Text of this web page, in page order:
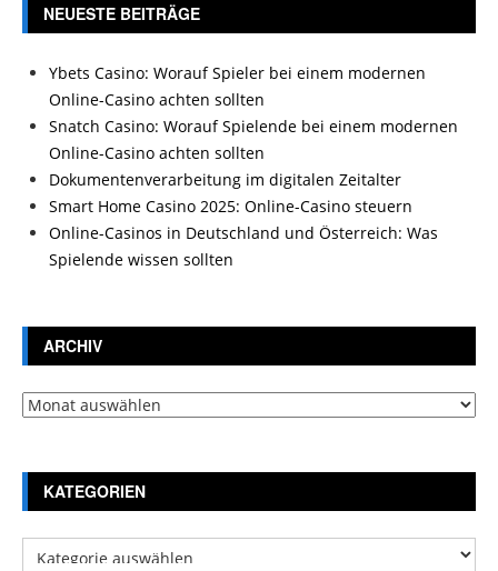
NEUESTE BEITRÄGE
Ybets Casino: Worauf Spieler bei einem modernen
Online-Casino achten sollten
Snatch Casino: Worauf Spielende bei einem modernen
Online-Casino achten sollten
Dokumentenverarbeitung im digitalen Zeitalter
Smart Home Casino 2025: Online-Casino steuern
Online-Casinos in Deutschland und Österreich: Was
Spielende wissen sollten
ARCHIV
Archiv
KATEGORIEN
Kategorien